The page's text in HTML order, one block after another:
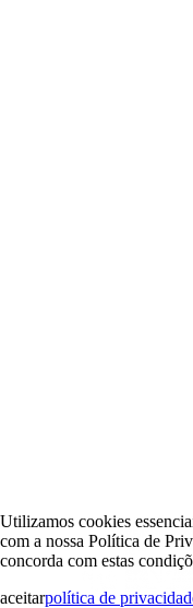
Utilizamos cookies
com a nossa Política de
concorda com estas
aceitarpolítica de